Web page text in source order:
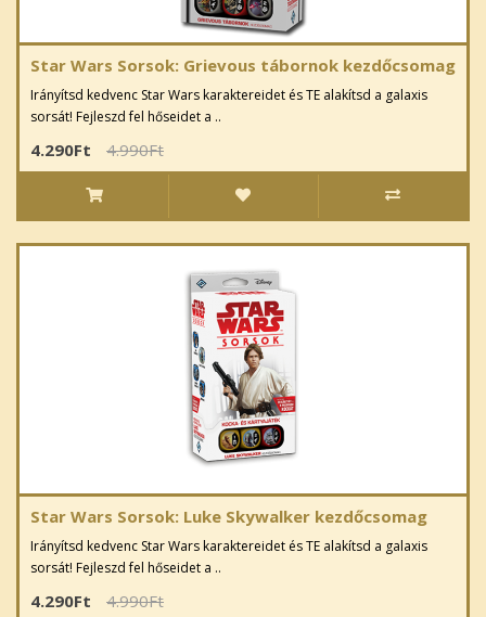
Star Wars Sorsok: Grievous tábornok kezdőcsomag
Irányítsd kedvenc Star Wars karaktereidet és TE alakítsd a galaxis
sorsát! Fejleszd fel hőseidet a ..
4.290Ft 4.990Ft
Star Wars Sorsok: Luke Skywalker kezdőcsomag
Irányítsd kedvenc Star Wars karaktereidet és TE alakítsd a galaxis
sorsát! Fejleszd fel hőseidet a ..
4.290Ft 4.990Ft